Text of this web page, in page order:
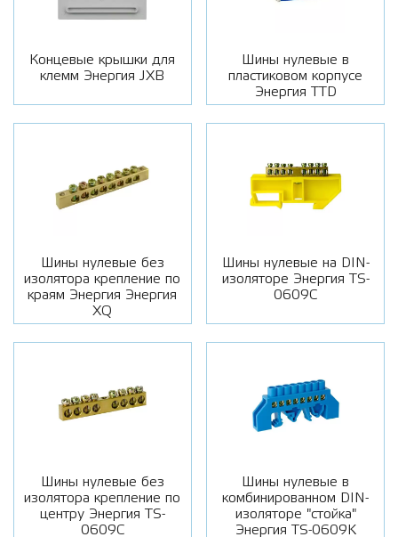
Концевые крышки для
клемм Энергия JXB
Шины нулевые в
пластиковом корпусе
Энергия TTD
Шины нулевые без
изолятора крепление по
краям Энергия Энергия
XQ
Шины нулевые на DIN-
изоляторе Энергия TS-
0609C
Шины нулевые без
изолятора крепление по
центру Энергия TS-
0609C
Шины нулевые в
комбинированном DIN-
изоляторе "стойка"
Энергия TS-0609K